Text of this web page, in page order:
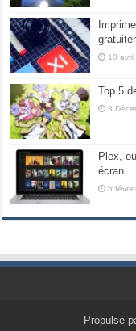
10
Top 5
8
Plex,
écran
5
Propulsé